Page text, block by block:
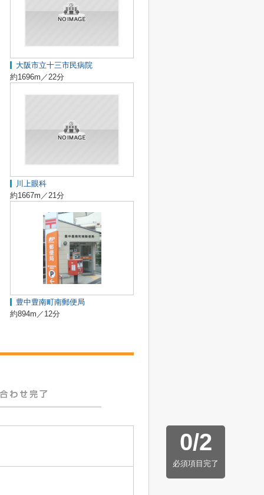
大阪市立十三市民病院
約1696m／22分
川上眼科
約1667m／21分
豊中豊南町南郵便局
約894m／12分
0/2
必須項目完了